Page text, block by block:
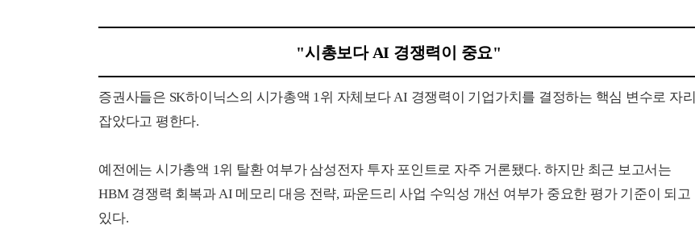
"시총보다 AI 경쟁력이 중요"
증권사들은 SK하이닉스의 시가총액 1위 자체보다 AI 경쟁력이 기업가치를 결정하는 핵심 변수로 자리
잡았다고 평한다.
예전에는 시가총액 1위 탈환 여부가 삼성전자 투자 포인트로 자주 거론됐다. 하지만 최근 보고서는
HBM 경쟁력 회복과 AI 메모리 대응 전략, 파운드리 사업 수익성 개선 여부가 중요한 평가 기준이 되고
있다.